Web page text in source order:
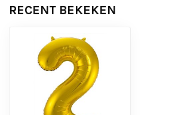
RECENT BEKEKEN